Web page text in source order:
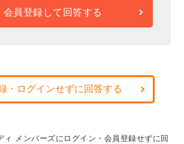
会員登録して回答する
・ログインせずに回答する
メンバーズにログイン・会員登録せずに回